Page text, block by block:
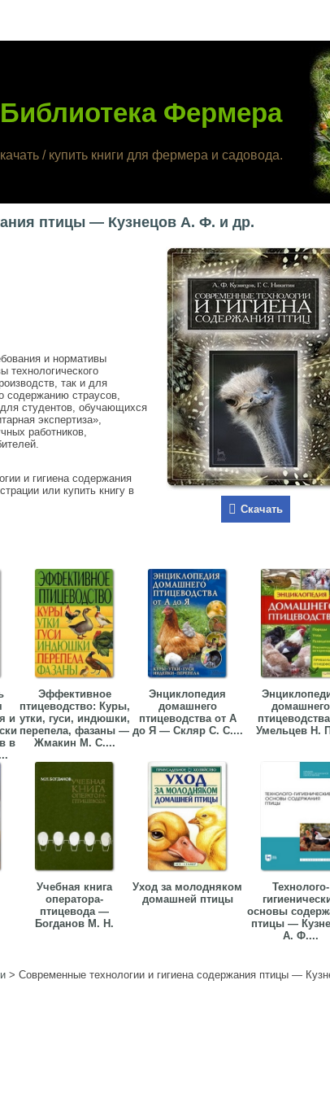
Библиотека Фермера
/ купить книги для фермера и садовода.
птицы — Кузнецов А. Ф. и др.
Скачать
и нормативы
технологического
так и для
содержанию страусов,
студентов, обучающихся
экспертиза»,
работников,
и гигиена содержания
или купить книгу в
и
в
Эффективное
птицеводство: Куры,
утки, гуси, индюшки,
перепела, фазаны —
Жмакин М. С....
Энциклопедия
домашнего
птицеводства от А
до Я — Скляр С. С....
домашнего
Умельцев Н.
Учебная книга
оператора-
птицевода —
Богданов М. Н.
Уход за молодняком
домашней птицы
Технолого-
основы
птицы —
А. Ф....
> Современные технологии и гигиена содержания птицы —